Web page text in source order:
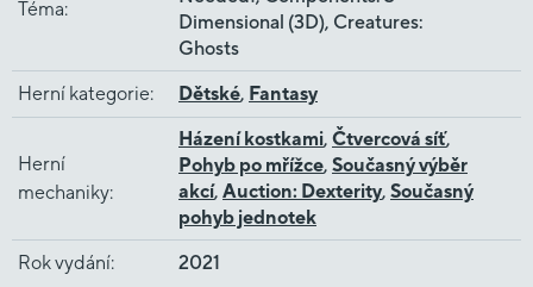
Téma:
Dimensional (3D), Creatures:
Ghosts
Herní kategorie: Dětské, Fantasy
Herní
mechaniky:
Házení kostkami, Čtvercová síť,
Pohyb po mřížce, Současný výběr
akcí, Auction: Dexterity, Současný
pohyb jednotek
Rok vydání: 2021